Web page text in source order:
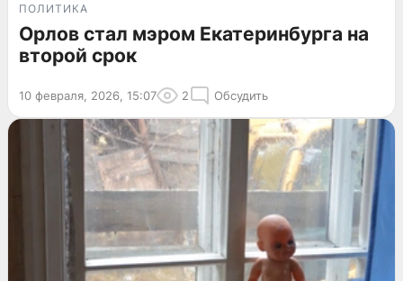
ПОЛИТИКА
Орлов стал мэром Екатеринбурга на
второй срок
10 февраля, 2026, 15:07 2 Обсудить